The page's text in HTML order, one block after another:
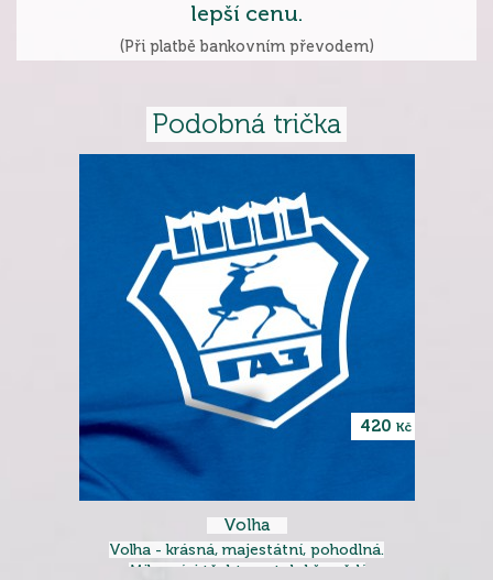
lepší cenu.
(Při platbě bankovním převodem)
Podobná trička
420 Kč
Volha
Volha - krásná, majestátní, pohodlná.
Milovníci těchto aut dobře vědí